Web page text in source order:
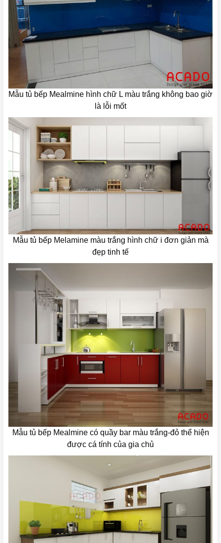
Mẫu tủ bếp Mealmine hình chữ L màu trắng không bao giờ
là lỗi mốt
Mẫu tủ bếp Melamine màu trắng hình chữ i đơn giản mà
đẹp tinh tế
Mẫu tủ bếp Mealmine có quầy bar màu trắng-đỏ thể hiện
được cá tính của gia chủ